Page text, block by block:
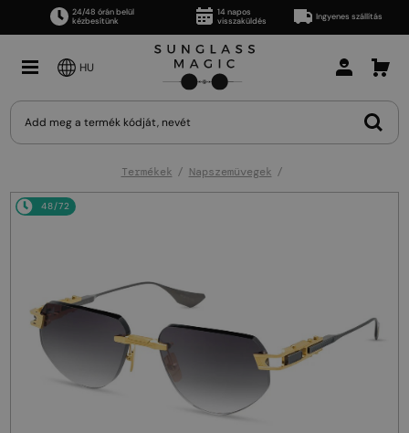
24/48 órán belül
kézbesítünk
14 napos
visszaküldés
Ingyenes szállítás
HU
Termékek Napszemüvegek
48/72